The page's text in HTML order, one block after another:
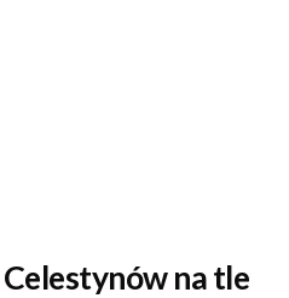
Celestynów na tle